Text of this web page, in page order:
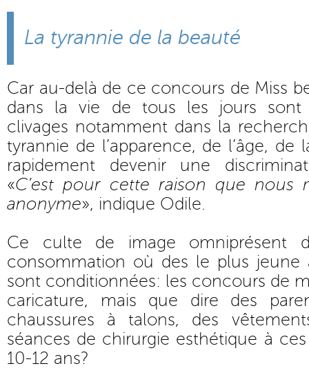
La tyrannie de la beauté
Car au-delà de ce concours de Miss
dans la vie de tous les jours sont
clivages notamment dans la
tyrannie de l’apparence, de l’âge,
rapidement devenir une
«C’est pour cette raison que nous
anonyme», indique Odile.
Ce culte de image omniprésent
consommation où des le plus jeune
sont conditionnées: les concours de
caricature, mais que dire des
chaussures à talons, des
séances de chirurgie esthétique à
10-12 ans?